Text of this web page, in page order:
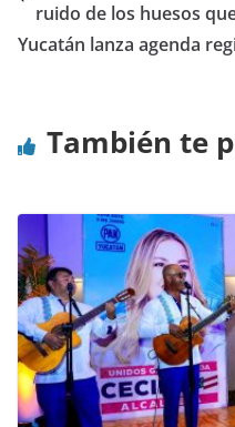
ruido de los huesos
Yucatán lanza agenda
También te